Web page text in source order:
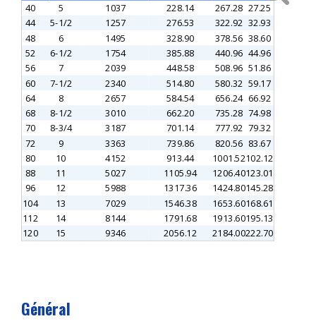
40 5 1037 228.14 267.28 27.25
44 5-1/2 1257 276.53 322.92 32.93
48
6 1495 328.90 378.56 38.60
52
6-1/2 1754 385.88 440.96 44.96
56
7 2039 448.58 508.96 51.86
60
7-1/2 2340 514.80 580.32 59.17
64
8 2657 584.54 656.24 66.92
68
8-1/2 3010 662.20 735.28 74.98
70
8-3/4 3187 701.14 777.92 79.32
72
9 3363 739.86 820.56 83.67
80
10 4152 913.44 1001.52102.12
88
11 5027 1105.94 1206.40123.01
96
12 5988 1317.36 1424.80145.28
104
13 7029 1546.38 1653.60168.61
112
14 8144 1791.68 1913.60195.13
120
15 9346 2056.12 2184.00222.70
Général